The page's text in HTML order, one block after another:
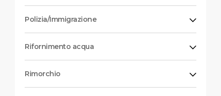
Polizia/Immigrazione
Rifornimento acqua
Rimorchio